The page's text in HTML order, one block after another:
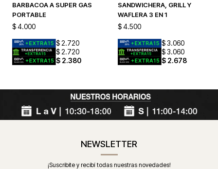
BARBACOA A SUPER GAS
PORTABLE
$4.000
$ 2.720
$ 2.720
$ 2.380
SANDWICHERA, GRILL Y
WAFLERA 3 EN 1
$ 4.500
$ 3.060
$ 3.060
$ 2.678
NEWSLETTER
¡Suscribite y recibí todas nuestras novedades!